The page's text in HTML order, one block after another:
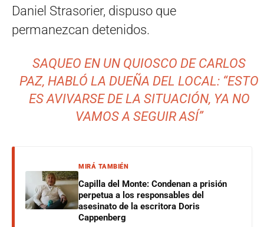
Daniel Strasorier, dispuso que
permanezcan detenidos.
SAQUEO EN UN QUIOSCO DE CARLOS
PAZ, HABLÓ LA DUEÑA DEL LOCAL: “ESTO
ES AVIVARSE DE LA SITUACIÓN, YA NO
VAMOS A SEGUIR ASÍ”
MIRÁ TAMBIÉN
Capilla del Monte: Condenan a prisión
perpetua a los responsables del
asesinato de la escritora Doris
Cappenberg